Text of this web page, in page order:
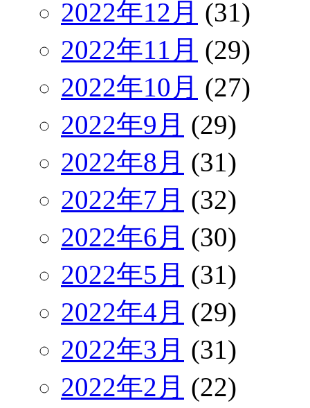
2022年12月 (31)
2022年11月 (29)
2022年10月 (27)
2022年9月 (29)
2022年8月 (31)
2022年7月 (32)
2022年6月 (30)
2022年5月 (31)
2022年4月 (29)
2022年3月 (31)
2022年2月 (22)